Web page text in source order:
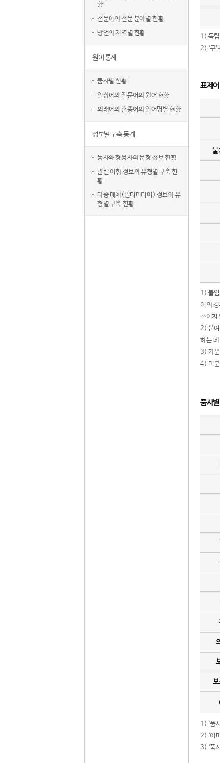
황
전문어의 전문 분야별 현황
방언의 지역별 현황
원어 통계
품사별 현황
일상어와 전문어의 원어 현황
외래어와 혼종어의 언어명별 현황
정보별 구축 통계
동사와 형용사의 문형 정보 현황
관련 어휘 정보의 유형별 구축 현
황
다중 매체(멀티미디어) 정보의 유
형별 구축 현황
1) 독립
2) ‘구
표제
붙
1) 붙
어의
쓰이지
2) 붙여
하는
3) 가운
4) 미분
품사
보
1) '품
2) ‘어
3) ‘품